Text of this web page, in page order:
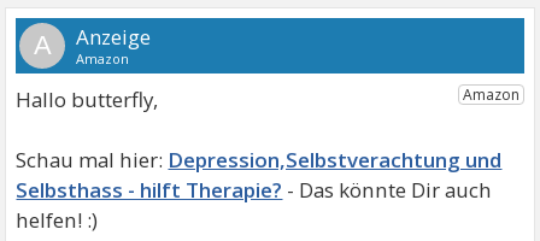
A
Hallo butterfly,
Depression,Selbstverachtung und
Selbsthass - hilft Therapie?